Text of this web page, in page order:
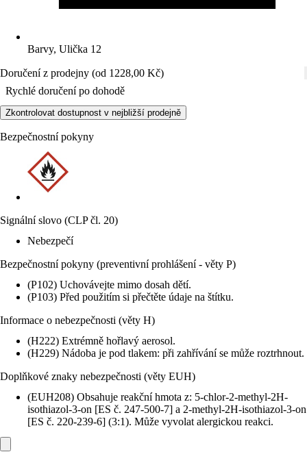
Barvy, Ulička 12
Doručení z prodejny (od 1228,00 Kč)
Rychlé doručení po dohodě
Zkontrolovat dostupnost v nejbližší prodejně
Bezpečnostní pokyny
Signální slovo (CLP čl. 20)
Nebezpečí
Bezpečnostní pokyny (preventivní prohlášení - věty P)
(P102) Uchovávejte mimo dosah dětí.
(P103) Před použitím si přečtěte údaje na štítku.
Informace o nebezpečnosti (věty H)
(H222) Extrémně hořlavý aerosol.
(H229) Nádoba je pod tlakem: při zahřívání se může roztrhnout.
Doplňkové znaky nebezpečnosti (věty EUH)
(EUH208) Obsahuje reakční hmota z: 5-chlor-2-methyl-2H-
isothiazol-3-on [ES č. 247-500-7] a 2-methyl-2H-isothiazol-3-on
[ES č. 220-239-6] (3:1). Může vyvolat alergickou reakci.